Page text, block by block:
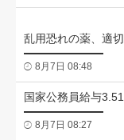
乱用恐れの薬、適
8月7日 08:48
国家公務員給与
8月7日 08:27